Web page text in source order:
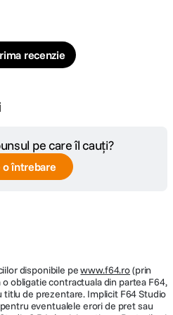
de top pentru iPad Air, alimentand
puternic, GPU avansat si Neural
rapid decat modelul cu cip M1.
recenzie
pe care îl cauți?
o întrebare
disponibile pewww.f64.ro(prin
obligatie contractuala din partea F64,
de prezentare. Implicit F64 Studio
eventualele erori de pret sau